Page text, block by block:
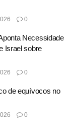
0
Necessidade
Israel sobre
0
de equívocos no
0